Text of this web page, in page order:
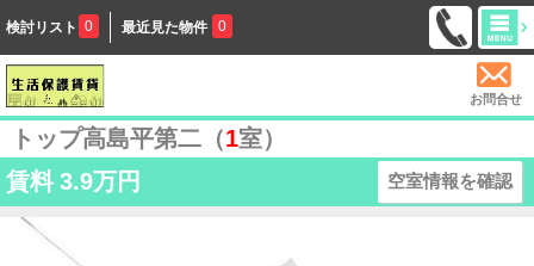
検討リスト 0 最近見た物件 0
お問合せ
トップ高島平第二（1室）
賃料 3.9万円 空室情報を確認